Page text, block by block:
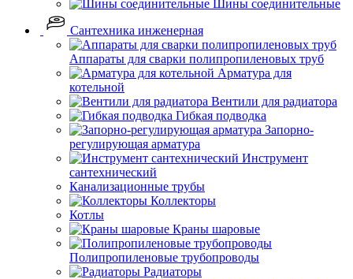
Шины соединительные
Сантехника инженерная
Аппараты для сварки полипропиленовых труб
Арматура для
котельной
Вентили для радиатора
Гибкая подводка
Запорно-
регулирующая арматура
Инструмент
сантехнический
Канализационные трубы
Коллекторы
Котлы
Краны шаровые
Полипропиленовые трубопроводы
Радиаторы